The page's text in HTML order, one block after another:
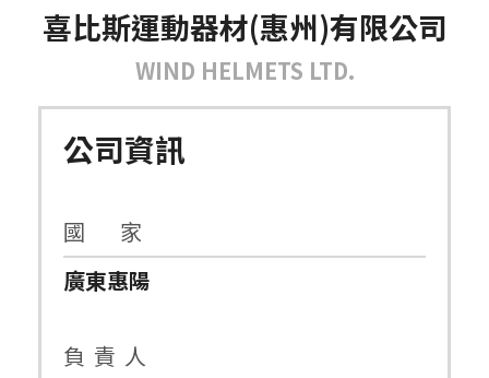
喜比斯運動器材(惠州)有限公司
WIND HELMETS LTD.
公司資訊
國 家
廣東惠陽
負 責 人